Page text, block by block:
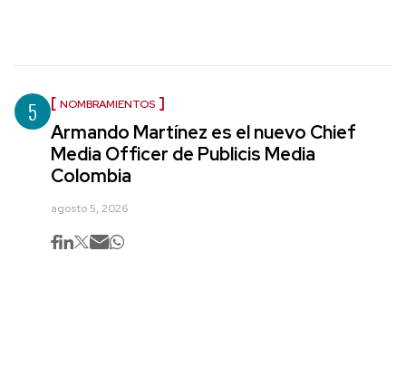
5 NOMBRAMIENTOS
Armando Martínez es el nuevo Chief
Media Officer de Publicis Media
Colombia
agosto 5, 2026